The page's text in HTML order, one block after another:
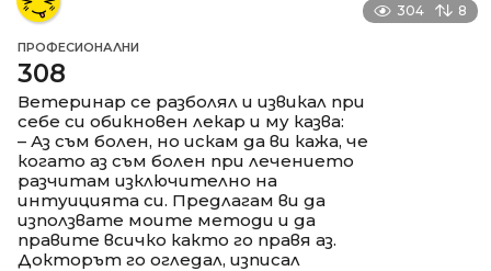
304 8
ПРОФЕСИОНАЛНИ
308
Ветеринар се разболял и извикал при
себе си обикновен лекар и му казва:
– Аз съм болен, но искам да ви кажа, че
когато аз съм болен при лечението
разчитам изключително на
интуицията си. Предлагам ви да
използвате моите методи и да
правите всичко както го правя аз.
Докторът го огледал, изписал